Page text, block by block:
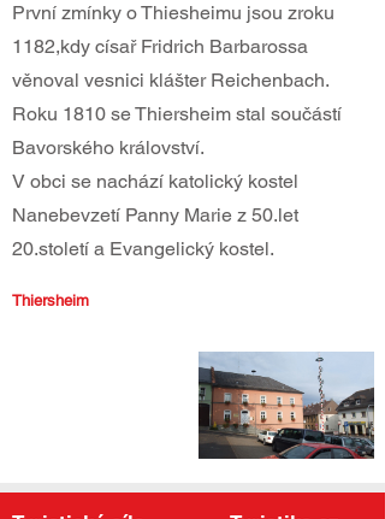
První zmínky o Thiesheimu jsou zroku
1182,kdy císař Fridrich Barbarossa
věnoval vesnici klášter Reichenbach.
Roku 1810 se Thiersheim stal součástí
Bavorského království.
V obci se nachází katolický kostel
Nanebevzetí Panny Marie z 50.let
20.století a Evangelický kostel.
Thiersheim